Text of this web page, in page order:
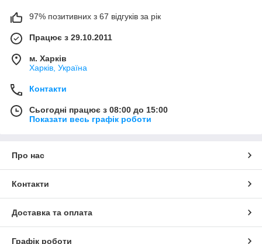
адже вулиці залишаються чистими: сміття вчасно вивозиться,
а восени оперативно прибирається опале листя. За всім цим
сучасні прибиральні машини та ефективну спецтехніку, що
дозволяє швидко справлятися з будь-якими завданнями.
Наш магазин – це онлайн-майданчик, де представлено
широкий вибір комунальної прибиральної техніки:
підмітальних машин, обладнання для прибирання вулиць і
доріг. Тут можна легко придбати потрібну спецтехніку за
97% позитивних з 67 відгуків за рік
Працює з 29.10.2011
м. Харків
Харків, Україна
Контакти
Сьогодні працює з 08:00 до 15:00
Показати весь графік роботи
Про нас
Контакти
Доставка та оплата
Графік роботи